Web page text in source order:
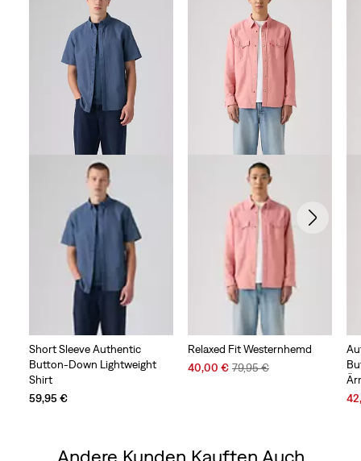
Short Sleeve Authentic
Button-Down Lightweight
Shirt
59,95 €
Relaxed Fit Westernhemd
Sale
40,00 € Original
79,95 €
Andere Kunden Kauften Auch